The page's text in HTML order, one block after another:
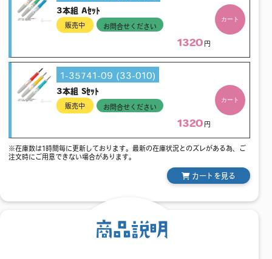
3本組 Aｾｯﾄ
販売中 お問合せください
1320 円
カート
1-35741-09 (33-010)
3本組 Sｾｯﾄ
販売中 お問合せください
1320 円
カート
※在庫数は1時間毎に更新しております。最新の在庫状況とのズレがある為、ご
注文時にご用意できない場合があります。
カートを見る
商品説明